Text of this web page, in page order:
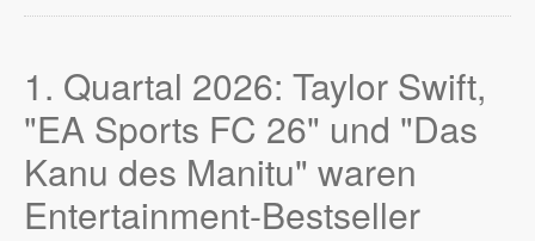
1. Quartal 2026: Taylor Swift,
"EA Sports FC 26" und "Das
Kanu des Manitu" waren
Entertainment-Bestseller